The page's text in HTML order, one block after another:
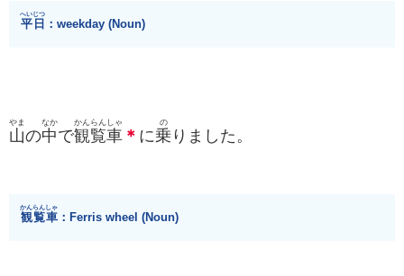
平日
へいじつ
：weekday (Noun)
山
やま
の中
なか
で観覧車
かんらんしゃ
＊ に乗
の
りました。
観覧車
かんらんしゃ
：Ferris wheel (Noun)